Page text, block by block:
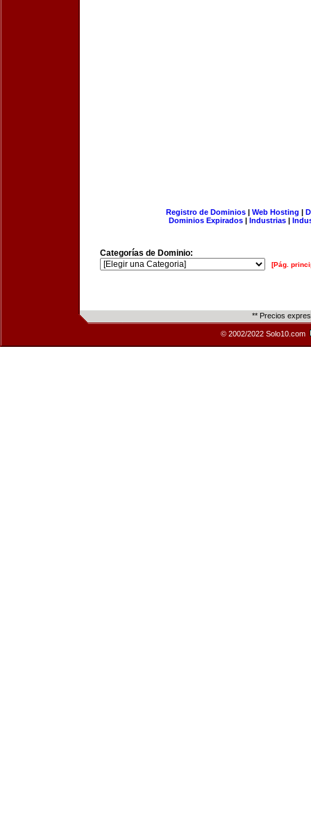
Registro de Dominios| Web Hosting |
Dominios Expirados | Industrias |
Categorías de Dominio:
[Pág.
** Precios
© 2002/2022 Solo10.com